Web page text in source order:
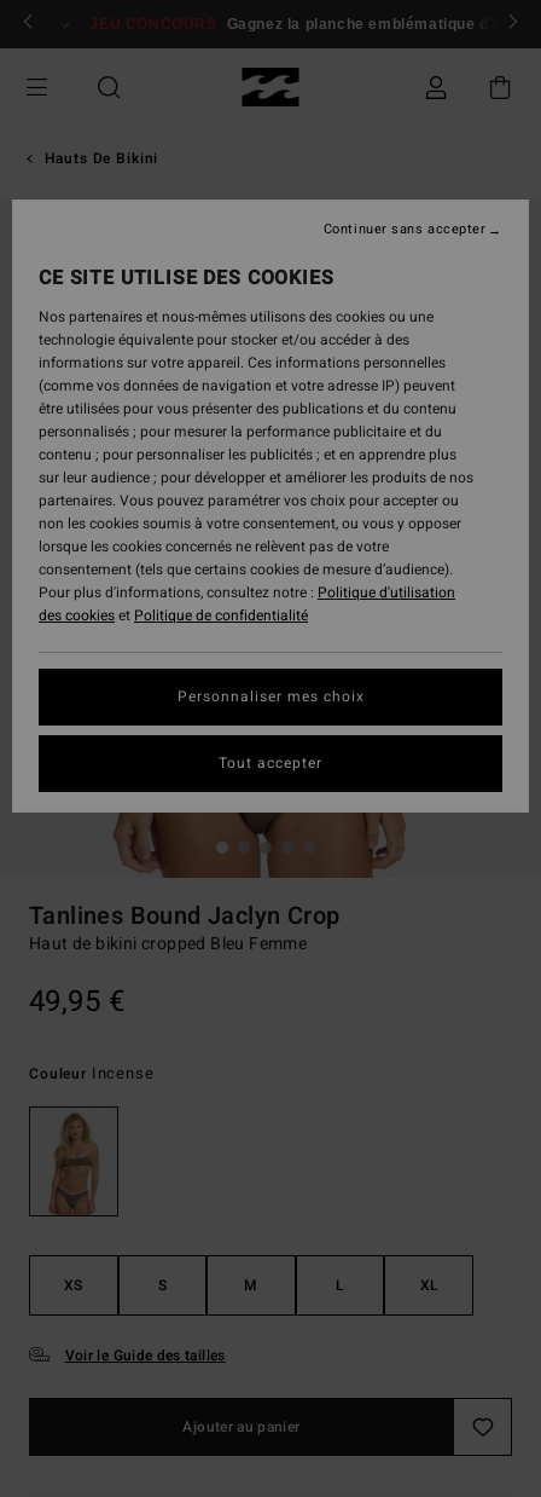
Passer
Se connecter / s'inscrire
JEU CONCOURS Gagnez la planche emblématique d'Andy
Hauts De Bikini
Tanlines Bound Jaclyn Crop
Haut de bikini cropped Bleu Femme
49,95 €
Couleur Incense
XS S M L XL
Voir le Guide des tailles
Ajouter au panier
CE SITE UTILISE DES COOKIES
Nos partenaires et nous-mêmes utilisons des cookies ou une
technologie équivalente pour stocker et/ou accéder à des
informations sur votre appareil. Ces informations personnelles
(comme vos données de navigation et votre adresse IP) peuvent
être utilisées pour vous présenter des publications et du contenu
personnalisés ; pour mesurer la performance publicitaire et du
contenu ; pour personnaliser les publicités ; et en apprendre plus
sur leur audience ; pour développer et améliorer les produits de nos
partenaires. Vous pouvez paramétrer vos choix pour accepter ou
non les cookies soumis à votre consentement, ou vous y opposer
lorsque les cookies concernés ne relèvent pas de votre
consentement (tels que certains cookies de mesure d’audience).
Pour plus d'informations, consultez notre : Politique d'utilisation
des cookieset Politique de confidentialité
Personnaliser mes choix
Continuer sans accepter
Tout accepter